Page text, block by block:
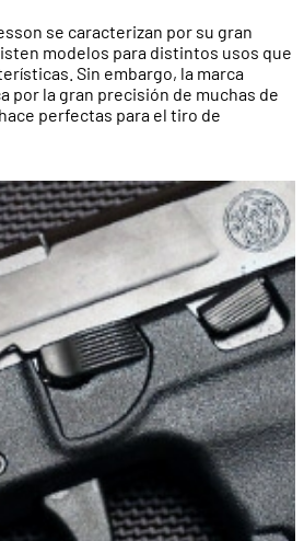
se caracterizan por su gran
modelos para distintos usos que
Sin embargo, la marca
por la gran precisión de muchas de
perfectas para el tiro de